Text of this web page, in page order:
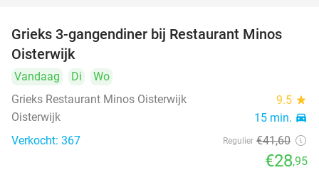
30%
Grieks 3-gangendiner bij Restaurant Minos
Oisterwijk
Vandaag Di
Wo
Grieks Restaurant Minos Oisterwijk
9.5 star
Oisterwijk 15 min. directions_car
Verkocht: 367 Regulier €41,60
€28,95